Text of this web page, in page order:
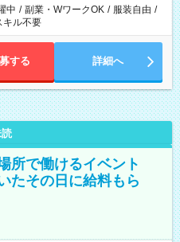
中 / 副業・WワークOK / 服装自由 /
キル不要
する 詳細へ
所で働けるイベント
たその日に給料もら